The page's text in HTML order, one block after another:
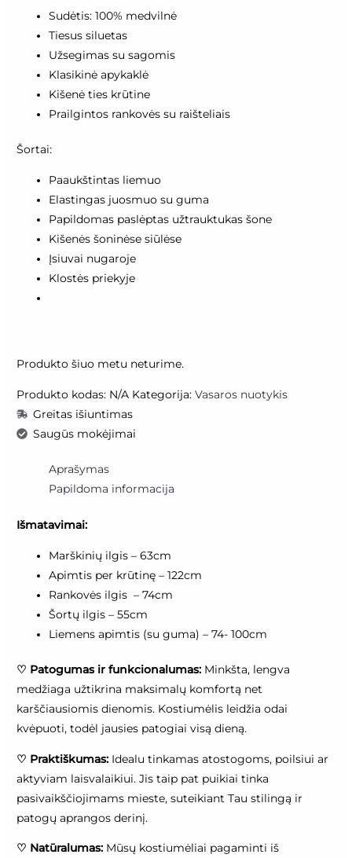
Sudėtis: 100% medvilnė
Tiesus siluetas
Užsegimas su sagomis
Klasikinė apykaklė
Kišenė ties krūtine
Prailgintos rankovės su raišteliais
Šortai:
Paaukštintas liemuo
Elastingas juosmuo su guma
Papildomas paslėptas užtrauktukas šone
Kišenės šoninėse siūlėse
Įsiuvai nugaroje
Klostės priekyje
Produkto šiuo metu neturime.
Produkto kodas: N/A Kategorija:Vasaros nuotykis
Greitas išiuntimas
Saugūs mokėjimai
Aprašymas
Papildoma informacija
Išmatavimai:
Marškinių ilgis – 63cm
Apimtis per krūtinę – 122cm
Rankovės ilgis – 74cm
Šortų ilgis – 55cm
Liemens apimtis (su guma) – 74- 100cm
♡ Patogumas ir funkcionalumas: Minkšta, lengva
medžiaga užtikrina maksimalų komfortą net
karščiausiomis dienomis. Kostiumėlis leidžia odai
kvėpuoti, todėl jausies patogiai visą dieną.
♡ Praktiškumas: Idealu tinkamas atostogoms, poilsiui ar
aktyviam laisvalaikiui. Jis taip pat puikiai tinka
pasivaikščiojimams mieste, suteikiant Tau stilingą ir
patogų aprangos derinį.
♡ Natūralumas: Mūsų kostiumėliai pagaminti iš